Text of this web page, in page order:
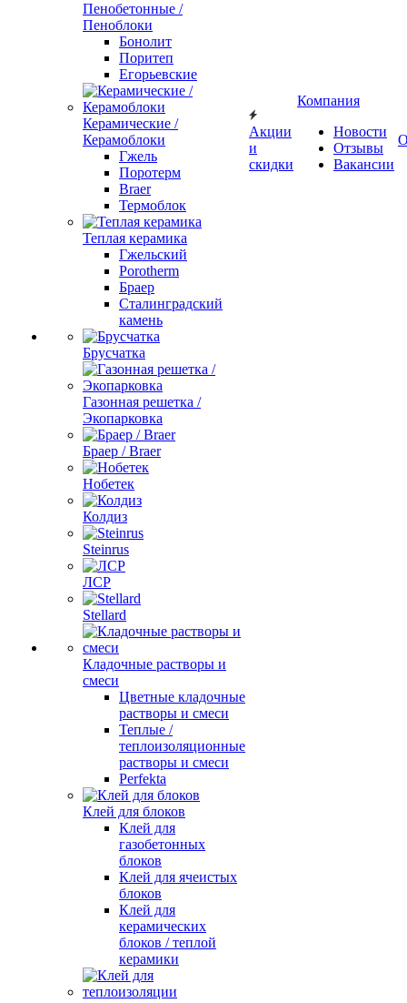
Пенобетонные /
Пеноблоки
Бонолит
Поритеп
Егорьевские
Керамические /
Керамоблоки
Гжель
Поротерм
Braer
Термоблок
Теплая керамика
Гжельский
Porotherm
Браер
Сталинградский
камень
Брусчатка
Газонная решетка /
Экопарковка
Браер / Braer
Нобетек
Колдиз
Steinrus
ЛСР
Stellard
Кладочные растворы и
смеси
Цветные кладочные
растворы и смеси
Теплые /
теплоизоляционные
растворы и смеси
Perfekta
Клей для блоков
Клей для
газобетонных
блоков
Клей для ячеистых
блоков
Клей для
керамических
блоков / теплой
керамики
Акции
и
скидки
Компания
Новости
Отзывы
Вакансии